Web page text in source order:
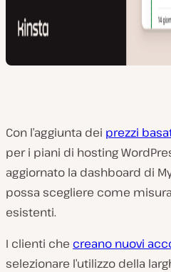
Con l’aggiunta dei prezzi
per i piani di hosting
aggiornato la dashboard di
possa scegliere come
esistenti.
I clienti che creano nuovi
selezionare l’utilizzo della